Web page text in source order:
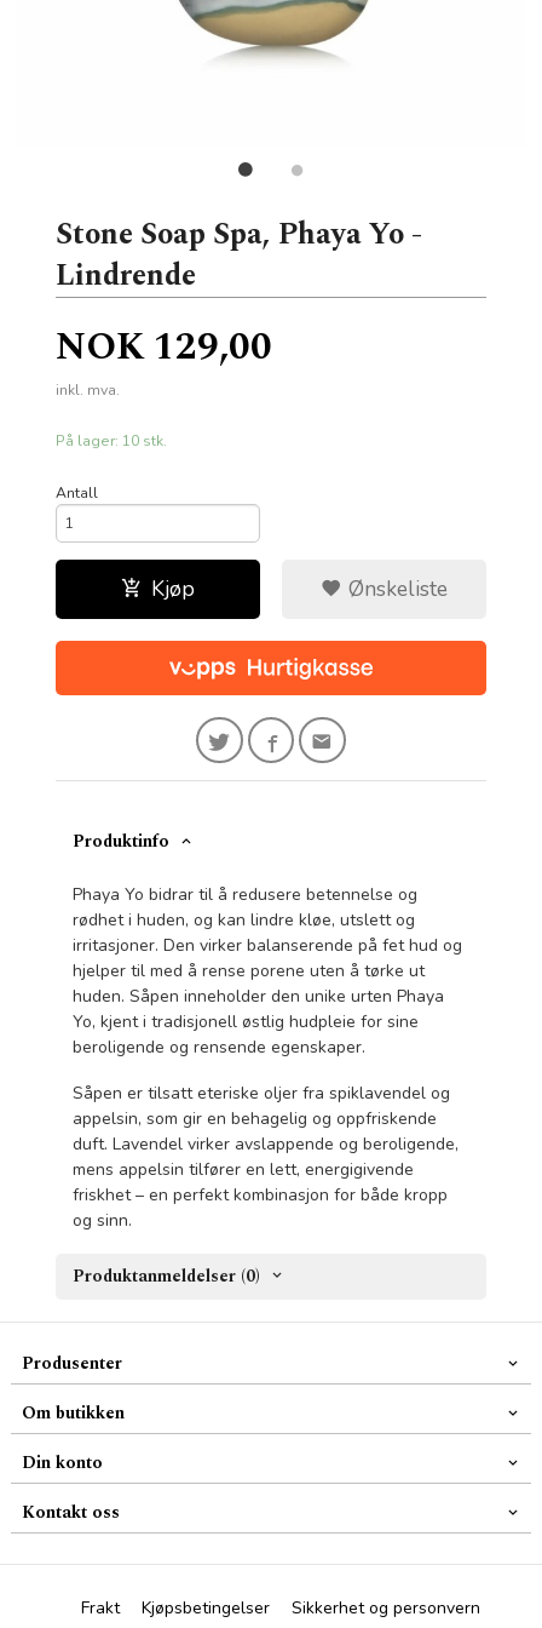
Stone Soap Spa, Phaya Yo -
Lindrende
Pris
NOK129,00
inkl. mva.
På lager: 10 stk.
Antall
Kjøp Ønskeliste
Produktinfo
Phaya Yo bidrar til å redusere betennelse og
rødhet i huden, og kan lindre kløe, utslett og
irritasjoner. Den virker balanserende på fet hud og
hjelper til med å rense porene uten å tørke ut
huden. Såpen inneholder den unike urten Phaya
Yo, kjent i tradisjonell østlig hudpleie for sine
beroligende og rensende egenskaper.
Såpen er tilsatt eteriske oljer fra spiklavendel og
appelsin, som gir en behagelig og oppfriskende
duft. Lavendel virker avslappende og beroligende,
mens appelsin tilfører en lett, energigivende
friskhet – en perfekt kombinasjon for både kropp
og sinn.
Produktanmeldelser (0)
Produsenter
Om butikken
Din konto
Kontakt oss
Frakt Kjøpsbetingelser Sikkerhet og personvern